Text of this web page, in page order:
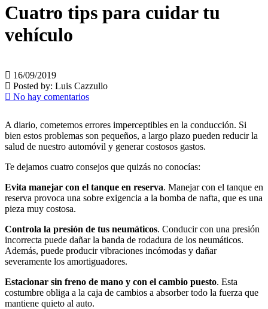
Cuatro tips para cuidar tu
vehículo
16/09/2019
Posted by: Luis Cazzullo
No hay comentarios
A diario, cometemos errores imperceptibles en la conducción. Si
bien estos problemas son pequeños, a largo plazo pueden reducir la
salud de nuestro automóvil y generar costosos gastos.
Te dejamos cuatro consejos que quizás no conocías:
Evita manejar con el tanque en reserva. Manejar con el tanque en
reserva provoca una sobre exigencia a la bomba de nafta, que es una
pieza muy costosa.
Controla la presión de tus neumáticos. Conducir con una presión
incorrecta puede dañar la banda de rodadura de los neumáticos.
Además, puede producir vibraciones incómodas y dañar
severamente los amortiguadores.
Estacionar sin freno de mano y con el cambio puesto. Esta
costumbre obliga a la caja de cambios a absorber todo la fuerza que
mantiene quieto al auto.